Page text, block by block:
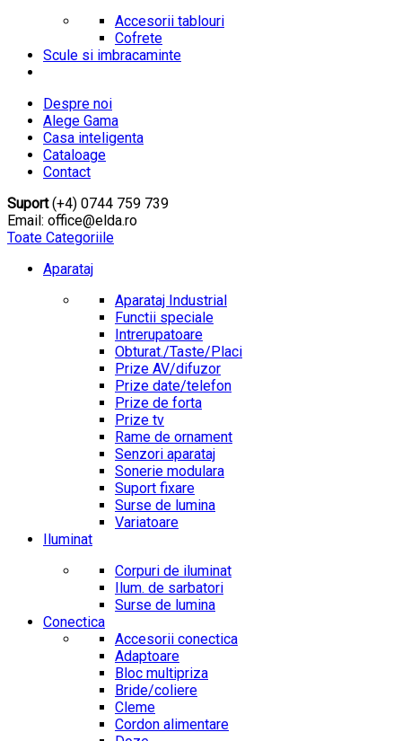
Accesorii tablouri
Cofrete
Scule si imbracaminte
Despre noi
Alege Gama
Casa inteligenta
Cataloage
Contact
Suport(+4) 0744 759 739
Email: office@elda.ro
Toate Categoriile
Aparataj
Aparataj Industrial
Functii speciale
Intrerupatoare
Obturat./Taste/Placi
Prize AV/difuzor
Prize date/telefon
Prize de forta
Prize tv
Rame de ornament
Senzori aparataj
Sonerie modulara
Suport fixare
Surse de lumina
Variatoare
Iluminat
Corpuri de iluminat
Ilum. de sarbatori
Surse de lumina
Conectica
Accesorii conectica
Adaptoare
Bloc multipriza
Bride/coliere
Cleme
Cordon alimentare